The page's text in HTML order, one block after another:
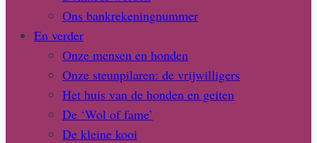
Ons bankrekeningnummer
En verder
Onze mensen en honden
Onze steunpilaren: de vrijwilligers
Het huis van de honden en geiten
De ‘Wol of fame’
De kleine kooi